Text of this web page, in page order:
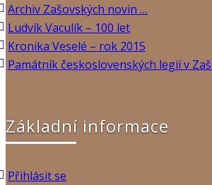
Archiv Zašovských novin …
Ludvík Vaculík – 100 let
Kronika Veselé – rok 2015
Památník československých legií v
Základní informace
Přihlásit se